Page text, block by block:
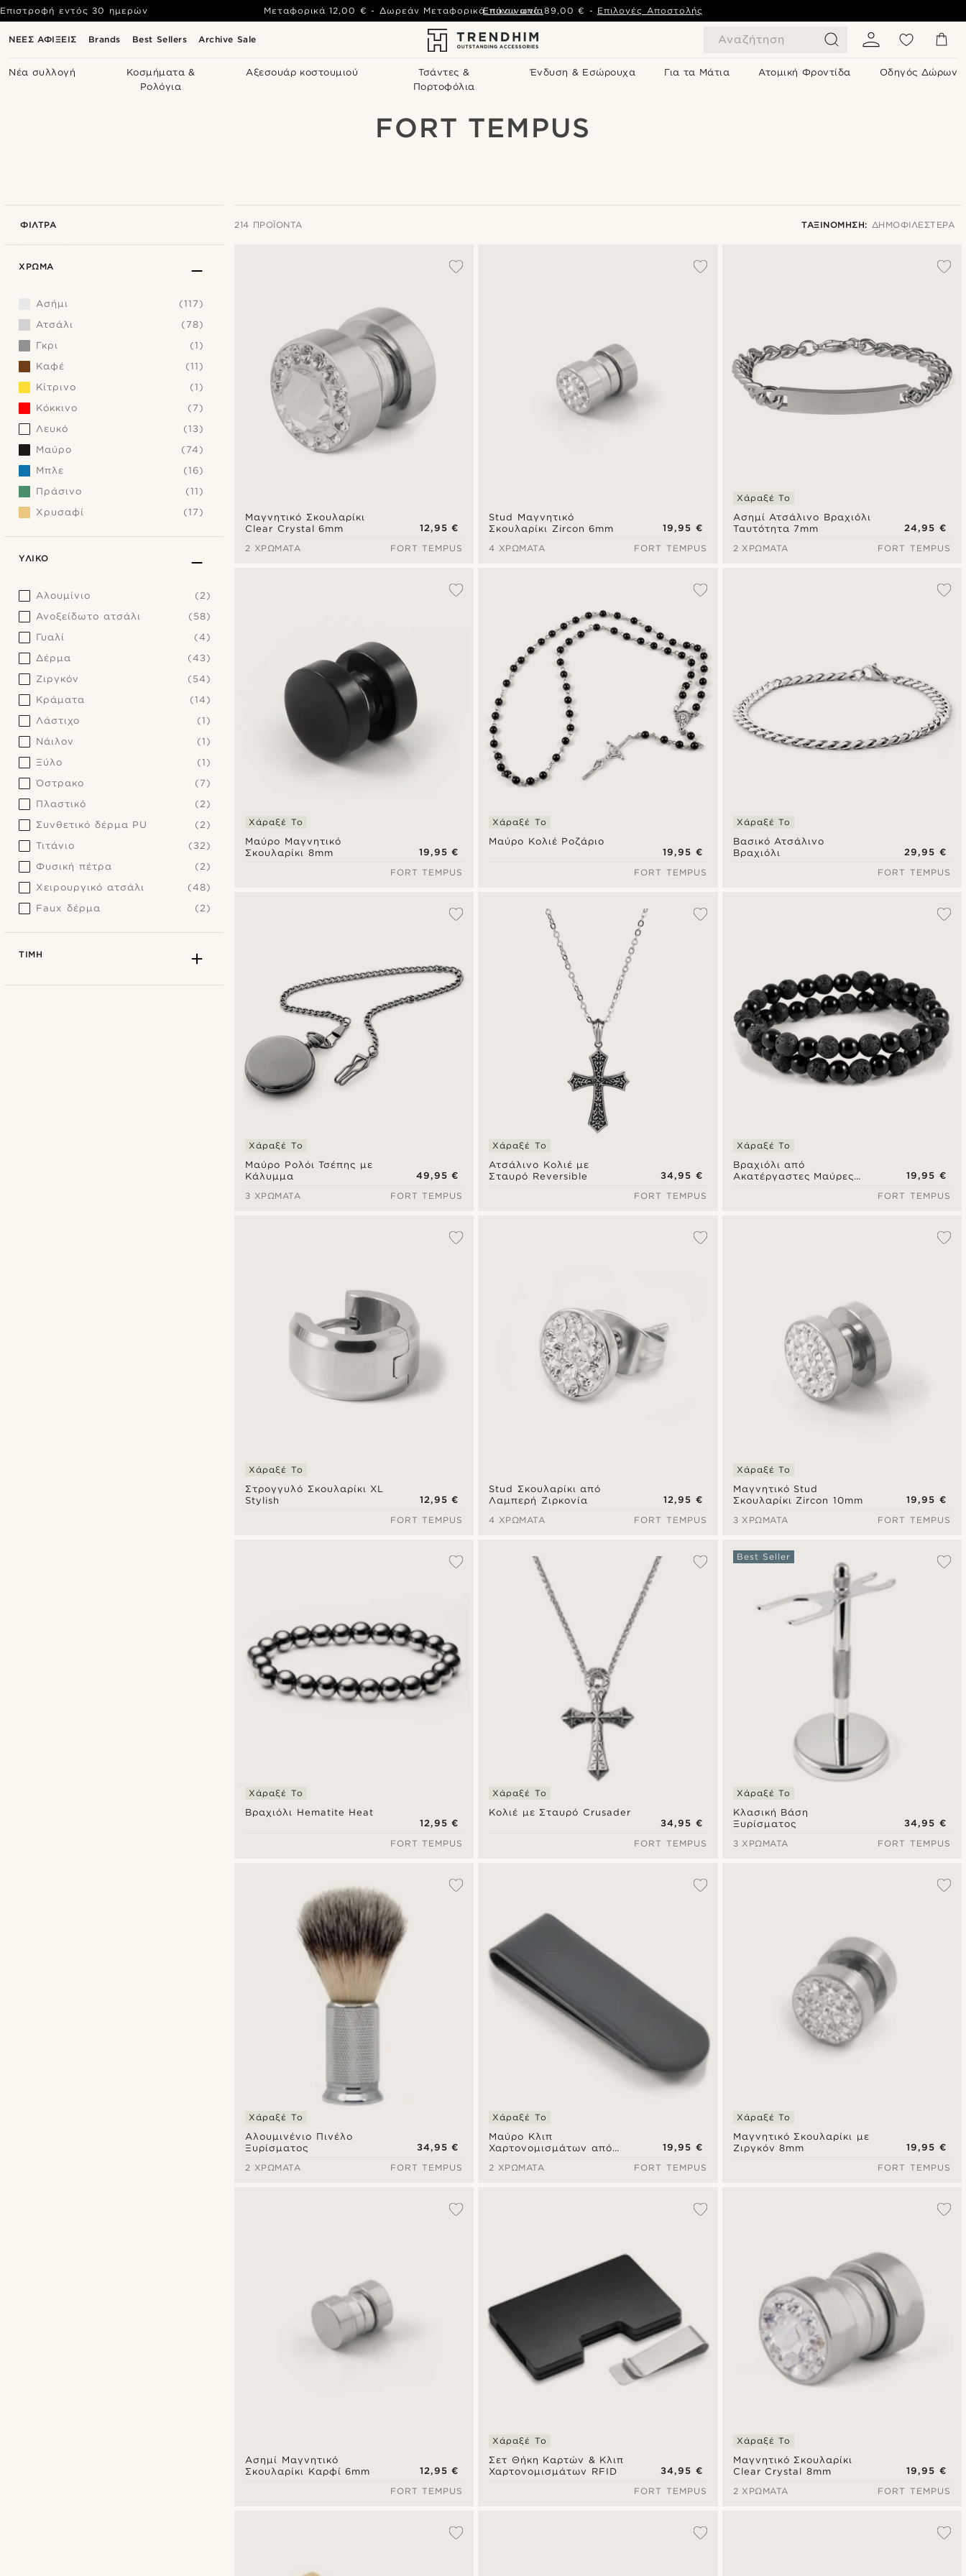
ΝΕΕΣ ΑΦΙΞΕΙΣ Brands Best Sellers Archive Sale Αναζήτηση
Νέα συλλογή
Κοσμήματα &
Ρολόγια
Αξεσουάρ κοστουμιού
Τσάντες &
Πορτοφόλια
Ένδυση & Εσώρουχα Για τα Μάτια Ατομική Φροντίδα Οδηγός Δώρων
Επιστροφή εντός 30 ημερών Μεταφορικά 12,00 € - Δωρεάν Μεταφορικά πάνω από89,00 € - Επιλογές Αποστολής
Επικοινωνία
FORT TEMPUS
ΦΊΛΤΡΑ 214 ΠΡΟΪΌΝΤΑ ΤΑΞΙΝΌΜΗΣΗ: ΔΗΜΟΦΙΛΈΣΤΕΡΑ
Μαγνητικό Σκουλαρίκι
Clear Crystal 6mm
12,95 €
2 ΧΡΏΜΑΤΑ
FORT TEMPUS
Stud Μαγνητικό
Σκουλαρίκι Zircon 6mm
19,95 €
4 ΧΡΏΜΑΤΑ
FORT TEMPUS
Ασημί Ατσάλινο Βραχιόλι
Ταυτότητα 7mm
Χάραξέ Το
24,95 €
2 ΧΡΏΜΑΤΑ
FORT TEMPUS
Μαύρο Μαγνητικό
Σκουλαρίκι 8mm
Χάραξέ Το
19,95 €
FORT TEMPUS
Μαύρο Κολιέ Ροζάριο
Χάραξέ Το
19,95 €
FORT TEMPUS
Βασικό Ατσάλινο
Βραχιόλι
Χάραξέ Το
29,95 €
FORT TEMPUS
Μαύρο Ρολόι Τσέπης με
Κάλυμμα
Χάραξέ Το
49,95 €
3 ΧΡΏΜΑΤΑ
FORT TEMPUS
Ατσάλινο Κολιέ με
Σταυρό Reversible
Χάραξέ Το
34,95 €
FORT TEMPUS
Βραχιόλι από
Ακατέργαστες Μαύρες
Χάραξέ Το
19,95 €
FORT TEMPUS
Στρογγυλό Σκουλαρίκι XL
Stylish
Χάραξέ Το
12,95 €
FORT TEMPUS
Stud Σκουλαρίκι από
Λαμπερή Ζιρκονία
12,95 €
4 ΧΡΏΜΑΤΑ
FORT TEMPUS
Μαγνητικό Stud
Σκουλαρίκι Zircon 10mm
Χάραξέ Το
19,95 €
3 ΧΡΏΜΑΤΑ
FORT TEMPUS
Βραχιόλι Hematite Heat
Χάραξέ Το
12,95 €
FORT TEMPUS
Κολιέ με Σταυρό Crusader
Χάραξέ Το
34,95 €
FORT TEMPUS
Κλασική Βάση
Ξυρίσματος
Best Seller
Χάραξέ Το
34,95 €
3 ΧΡΏΜΑΤΑ
FORT TEMPUS
Αλουμινένιο Πινέλο
Ξυρίσματος
Χάραξέ Το
34,95 €
2 ΧΡΏΜΑΤΑ
FORT TEMPUS
Μαύρο Κλιπ
Χαρτονομισμάτων από
Χάραξέ Το
19,95 €
2 ΧΡΏΜΑΤΑ
FORT TEMPUS
Μαγνητικό Σκουλαρίκι με
Ζιργκόν 8mm
Χάραξέ Το
19,95 €
FORT TEMPUS
Ασημί Μαγνητικό
Σκουλαρίκι Καρφί 6mm
12,95 €
FORT TEMPUS
Σετ Θήκη Καρτών & Κλιπ
Χαρτονομισμάτων RFID
Χάραξέ Το
34,95 €
FORT TEMPUS
Μαγνητικό Σκουλαρίκι
Clear Crystal 8mm
Χάραξέ Το
19,95 €
2 ΧΡΏΜΑΤΑ
FORT TEMPUS
ΧΡΏΜΑ
Ασήμι
(117)
Ατσάλι
(78)
Γκρι
(1)
Καφέ
(11)
Κίτρινο
(1)
Κόκκινο
(7)
Λευκό
(13)
Μαύρο
(74)
Μπλε
(16)
Πράσινο
(11)
Χρυσαφί
(17)
ΥΛΙΚΌ
Αλουμίνιο
(2)
Ανοξείδωτο ατσάλι
(58)
Γυαλί
(4)
Δέρμα
(43)
Ζιργκόν
(54)
Κράματα
(14)
Λάστιχο
(1)
Νάιλον
(1)
Ξύλο
(1)
Όστρακο
(7)
Πλαστικό
(2)
Συνθετικό δέρμα PU
(2)
Τιτάνιο
(32)
Φυσική πέτρα
(2)
Χειρουργικό ατσάλι
(48)
Faux δέρμα
(2)
ΤΙΜΉ